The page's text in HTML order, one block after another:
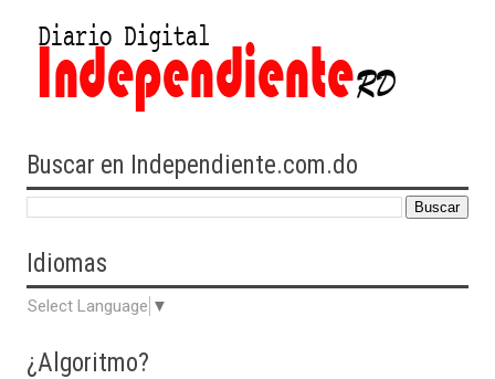
Buscar en Independiente.com.do
Idiomas
Select Language ▼
¿Algoritmo?